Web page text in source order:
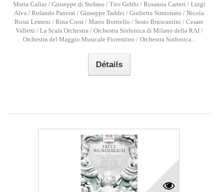
Maria Callas / Giuseppe di Stefano / Tito Gobbi / Rosanna Carteri / Luigi
Alva / Rolando Panerai / Giuseppe Taddei / Giulietta Simionato / Nicola
Rossi Lemeni / Rina Corsi / Mario Borriello / Sesto Bruscantini / Cesare
Valletti / La Scala Orchestra / Orchestra Sinfonica di Milano della RAI /
Orchestra del Maggio Musicale Fiorentino / Orchestra Sinfonica...
Détails